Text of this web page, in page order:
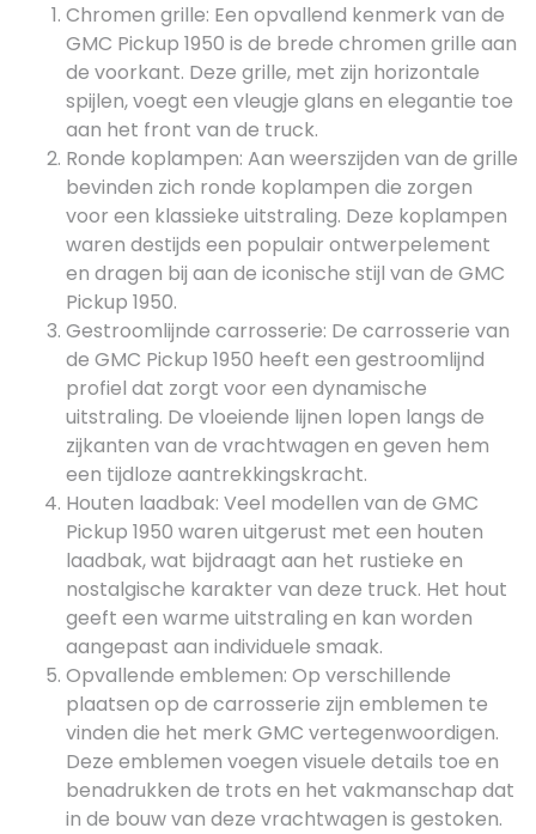
Chromen grille: Een opvallend kenmerk van de
GMC Pickup 1950 is de brede chromen grille aan
de voorkant. Deze grille, met zijn horizontale
spijlen, voegt een vleugje glans en elegantie toe
aan het front van de truck.
Ronde koplampen: Aan weerszijden van de grille
bevinden zich ronde koplampen die zorgen
voor een klassieke uitstraling. Deze koplampen
waren destijds een populair ontwerpelement
en dragen bij aan de iconische stijl van de GMC
Pickup 1950.
Gestroomlijnde carrosserie: De carrosserie van
de GMC Pickup 1950 heeft een gestroomlijnd
profiel dat zorgt voor een dynamische
uitstraling. De vloeiende lijnen lopen langs de
zijkanten van de vrachtwagen en geven hem
een tijdloze aantrekkingskracht.
Houten laadbak: Veel modellen van de GMC
Pickup 1950 waren uitgerust met een houten
laadbak, wat bijdraagt aan het rustieke en
nostalgische karakter van deze truck. Het hout
geeft een warme uitstraling en kan worden
aangepast aan individuele smaak.
Opvallende emblemen: Op verschillende
plaatsen op de carrosserie zijn emblemen te
vinden die het merk GMC vertegenwoordigen.
Deze emblemen voegen visuele details toe en
benadrukken de trots en het vakmanschap dat
in de bouw van deze vrachtwagen is gestoken.